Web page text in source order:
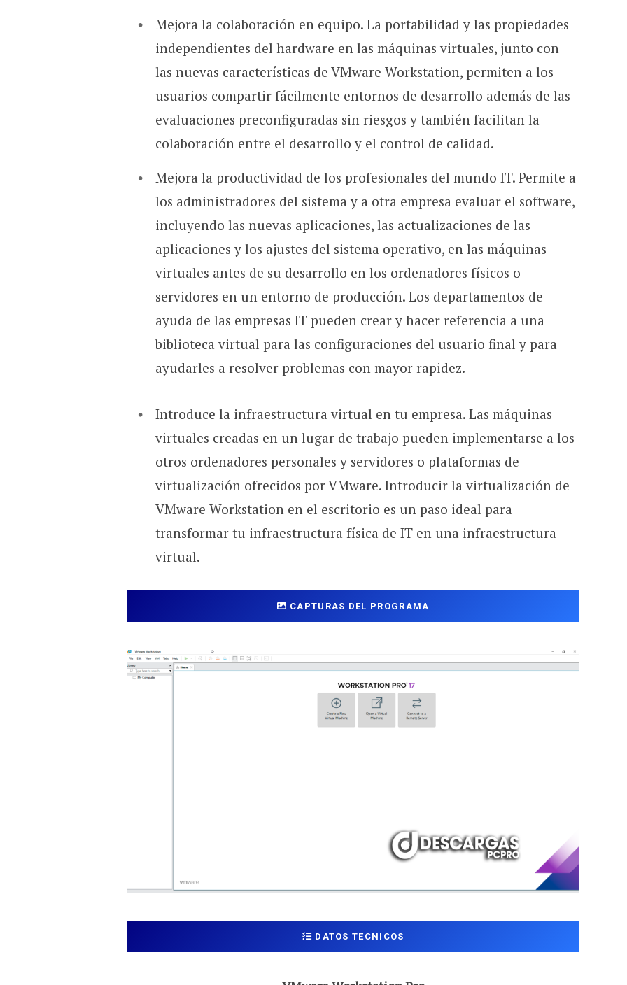
Mejora la colaboración en equipo. La portabilidad y las propiedades
independientes del hardware en las máquinas virtuales, junto con
las nuevas características de VMware Workstation, permiten a los
usuarios compartir fácilmente entornos de desarrollo además de las
evaluaciones preconfiguradas sin riesgos y también facilitan la
colaboración entre el desarrollo y el control de calidad.
Mejora la productividad de los profesionales del mundo IT. Permite a
los administradores del sistema y a otra empresa evaluar el software,
incluyendo las nuevas aplicaciones, las actualizaciones de las
aplicaciones y los ajustes del sistema operativo, en las máquinas
virtuales antes de su desarrollo en los ordenadores físicos o
servidores en un entorno de producción. Los departamentos de
ayuda de las empresas IT pueden crear y hacer referencia a una
biblioteca virtual para las configuraciones del usuario final y para
ayudarles a resolver problemas con mayor rapidez.
Introduce la infraestructura virtual en tu empresa. Las máquinas
virtuales creadas en un lugar de trabajo pueden implementarse a los
otros ordenadores personales y servidores o plataformas de
virtualización ofrecidos por VMware. Introducir la virtualización de
VMware Workstation en el escritorio es un paso ideal para
transformar tu infraestructura física de IT en una infraestructura
virtual.
CAPTURAS DEL PROGRAMA
DATOS TECNICOS